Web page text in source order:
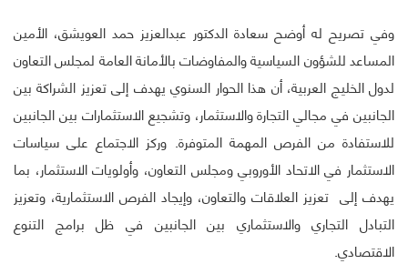
وفي تصريح له أوضح سعادة الدكتور عبدالعزيز حمد العويشق، الأمين
المساعد للشؤون السياسية والمفاوضات بالأمانة العامة لمجلس التعاون
لدول الخليج العربية، أن هذا الحوار السنوي يهدف إلى تعزيز الشراكة بين
الجانبين في مجالي التجارة والاستثمار، وتشجيع الاستثمارات بين الجانبين
للاستفادة من الفرص المهمة المتوفرة. وركز الاجتماع على سياسات
الاستثمار في الاتحاد الأوروبي ومجلس التعاون، وأولويات الاستثمار، بما
يهدف إلى تعزيز العلاقات والتعاون، وإيجاد الفرص الاستثمارية، وتعزيز
التبادل التجاري والاستثماري بين الجانبين في ظل برامج التنوع
الاقتصادي.